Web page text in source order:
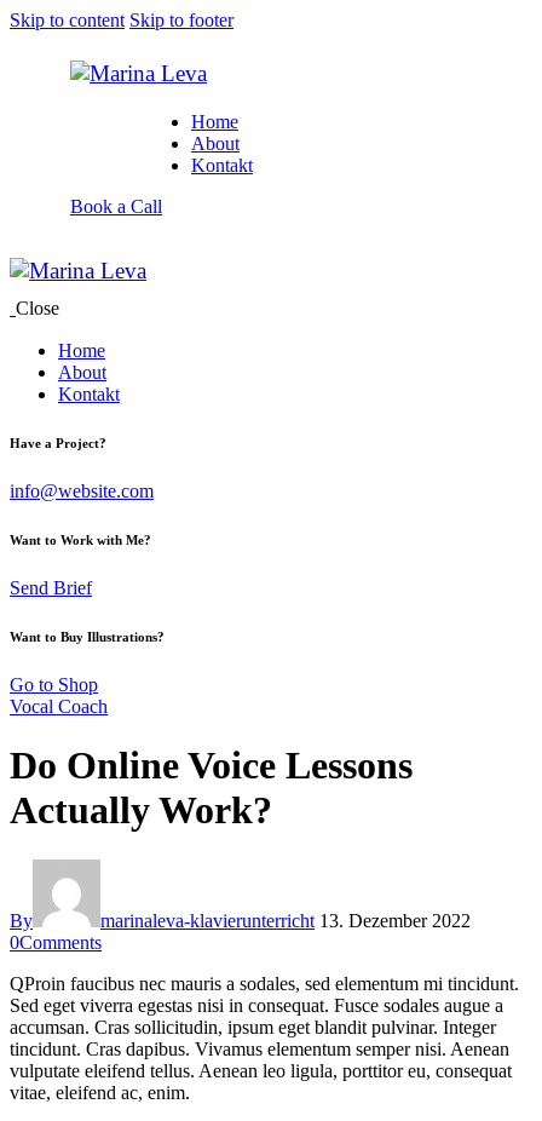
Skip to content Skip to footer
Home
About
Kontakt
Book a Call
Close
Home
About
Kontakt
Have a Project?
info@website.com
Want to Work with Me?
Send Brief
Want to Buy Illustrations?
Go to Shop
Vocal Coach
Do Online Voice Lessons
Actually Work?
By marinaleva-klavierunterricht 13. Dezember 2022
0Comments
QProin faucibus nec mauris a sodales, sed elementum mi tincidunt.
Sed eget viverra egestas nisi in consequat. Fusce sodales augue a
accumsan. Cras sollicitudin, ipsum eget blandit pulvinar. Integer
tincidunt. Cras dapibus. Vivamus elementum semper nisi. Aenean
vulputate eleifend tellus. Aenean leo ligula, porttitor eu, consequat
vitae, eleifend ac, enim.